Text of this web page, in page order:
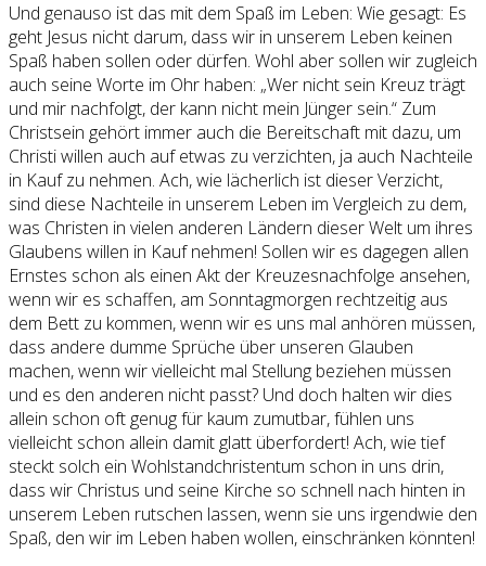
Und genauso ist das mit dem Spaß im Leben: Wie gesagt: Es
geht Jesus nicht darum, dass wir in unserem Leben keinen
Spaß haben sollen oder dürfen. Wohl aber sollen wir zugleich
auch seine Worte im Ohr haben: „Wer nicht sein Kreuz trägt
und mir nachfolgt, der kann nicht mein Jünger sein.“ Zum
Christsein gehört immer auch die Bereitschaft mit dazu, um
Christi willen auch auf etwas zu verzichten, ja auch Nachteile
in Kauf zu nehmen. Ach, wie lächerlich ist dieser Verzicht,
sind diese Nachteile in unserem Leben im Vergleich zu dem,
was Christen in vielen anderen Ländern dieser Welt um ihres
Glaubens willen in Kauf nehmen! Sollen wir es dagegen allen
Ernstes schon als einen Akt der Kreuzesnachfolge ansehen,
wenn wir es schaffen, am Sonntagmorgen rechtzeitig aus
dem Bett zu kommen, wenn wir es uns mal anhören müssen,
dass andere dumme Sprüche über unseren Glauben
machen, wenn wir vielleicht mal Stellung beziehen müssen
und es den anderen nicht passt? Und doch halten wir dies
allein schon oft genug für kaum zumutbar, fühlen uns
vielleicht schon allein damit glatt überfordert! Ach, wie tief
steckt solch ein Wohlstandchristentum schon in uns drin,
dass wir Christus und seine Kirche so schnell nach hinten in
unserem Leben rutschen lassen, wenn sie uns irgendwie den
Spaß, den wir im Leben haben wollen, einschränken könnten!